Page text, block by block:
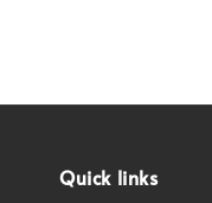
Quick links